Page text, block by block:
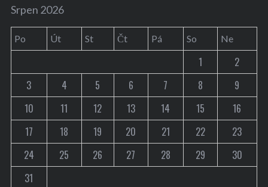
Srpen 2026
Po Út St Čt Pá So Ne
1
2
3
4 5 6 7 8
9
10
11 12 13 14 15
16
17
18 19 20 21 22
23
24
25 26 27 28 29
30
31